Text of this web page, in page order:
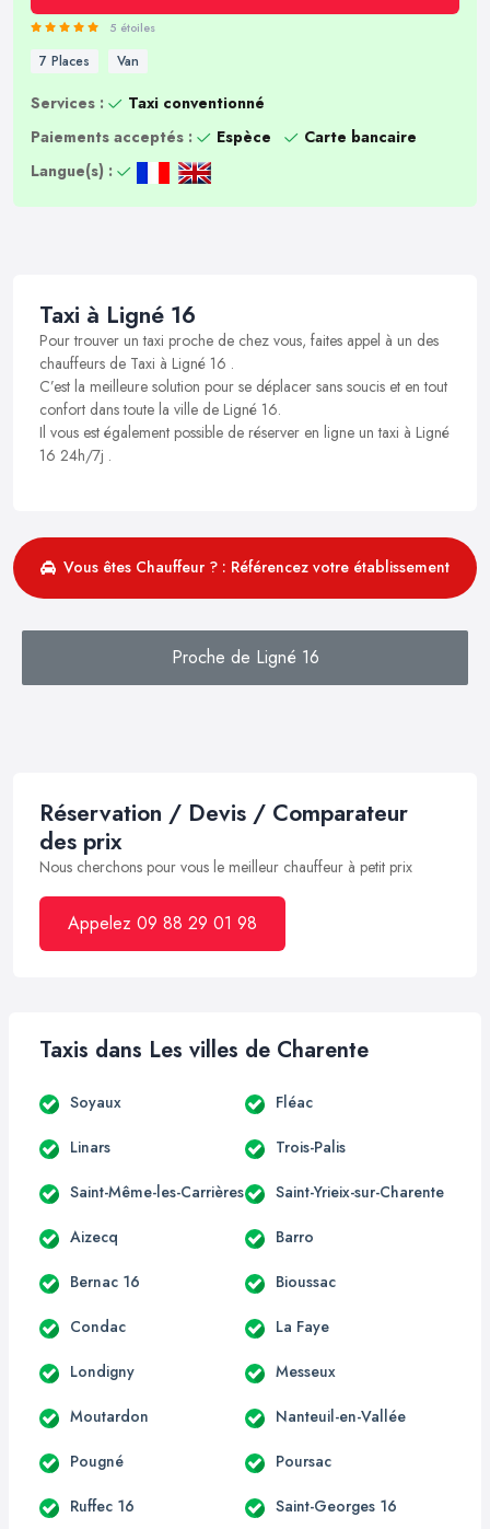
5 étoiles
7 Places Van
Services :
Taxi conventionné
Paiements acceptés :
Espèce
Carte bancaire
Langue(s) :
Taxi à Ligné 16
Pour trouver un taxi proche de chez vous, faites appel à un des
chauffeurs de Taxi à Ligné 16 .
C’est la meilleure solution pour se déplacer sans soucis et en tout
confort dans toute la ville de Ligné 16.
Il vous est également possible de réserver en ligne un taxi à Ligné
16 24h/7j .
Vous êtes Chauffeur ? : Référencez votre établissement
Proche de Ligné 16
Réservation / Devis / Comparateur
des prix
Nous cherchons pour vous le meilleur chauffeur à petit prix
Appelez 09 88 29 01 98
Taxis dans Les villes de Charente
Soyaux Fléac
Linars Trois-Palis
Saint-Même-les-Carrières Saint-Yrieix-sur-Charente
Aizecq Barro
Bernac 16 Bioussac
Condac La Faye
Londigny Messeux
Moutardon Nanteuil-en-Vallée
Pougné Poursac
Ruffec 16 Saint-Georges 16